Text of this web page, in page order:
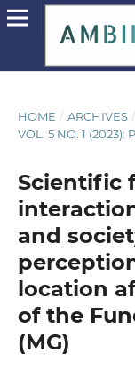
HOME / ARCHIVES /
VOL. 5 NO. 1 (2023):
Scientific
and
location
of the
(MG)